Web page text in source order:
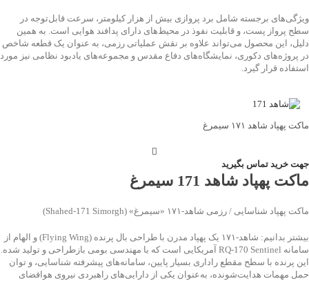
ویژگی‌های برجسته شامل برد پروازی بیش از هزار کیلومتر، سرعت قابل‌توجه در
سطح پرواز پست، و قابلیت نفوذ در محیط‌های دارای پدافند هوایی است. به همین
دلیل، این محصول می‌تواند علاوه بر نقش عملیاتی رزمی، به عنوان یک قطعه شاخص
در پروژه‌های دکوری، نمایشگاه‌های دفاع مقدس و مجموعه‌های یادبود نظامی نیز مورد
استفاده قرار گیرد.
ماکت پهپاد شاهد ۱۷۱ سیمرغ
جهت خرید تماس بگیرید
ماکت پهپاد شاهد 171 سیمرغ
ماکت پهپاد شناسایی / رزمی شاهد‑۱۷۱ «سیمرغ» (Shahed‑171 Simorgh)
بیشتر بدانیم: شاهد‑۱۷۱ یک پهپاد مدرن با طراحی بال پرنده (Flying Wing) و الهام از
سامانه RQ‑170 Sentinel آمریکایی است که با مهندسی بومی بازطراحی و تولید شده.
این پرنده با سطح مقطع راداری بسیار پایین، سامانه‌های پیشرفته شناسایی، و توان
حمل مهمات هدایت‌شونده، به‌عنوان یکی از دارایی‌های راهبردی نیروی هوافضای